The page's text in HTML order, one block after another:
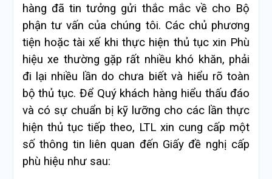
hàng đã tin tưởng gửi thắc mắc về cho Bộ
phận tư vấn của chúng tôi. Các chủ phương
tiện hoặc tài xế khi thực hiện thủ tục xin Phù
hiệu xe thường gặp rất nhiều khó khăn, phải
đi lại nhiều lần do chưa biết và hiểu rõ toàn
bộ thủ tục. Để Quý khách hàng hiểu thấu đáo
và có sự chuẩn bị kỹ lưỡng cho các lần thực
hiện thủ tục tiếp theo, LTL xin cung cấp một
số thông tin liên quan đến Giấy đề nghị cấp
phù hiệu như sau: